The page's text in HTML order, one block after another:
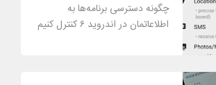
چگونه دسترسی برنامه‌ها به
اطلاعاتمان در اندروید ۶ کنترل کنیم